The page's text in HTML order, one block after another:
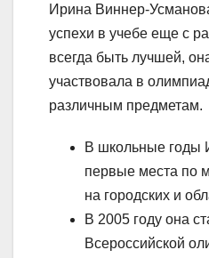
Ирина Виннер-
успехи в учебе еще с
всегда быть лучшей,
участвовала в
различным предметам.
В школьные годы
первые места по
на городских и
В 2005 году она
Всероссийской